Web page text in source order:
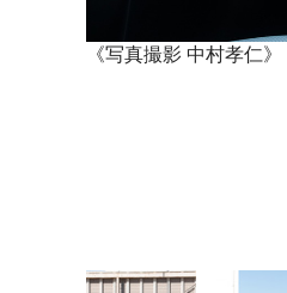
《写真撮影 中村孝仁》